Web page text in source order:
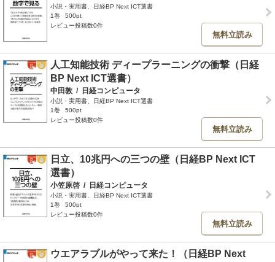
小説・実用書、日経BP Next ICT選書
1巻
500pt
レビュー投稿数0件
無料立読み
人工知能技術 ディープラーニングの衝撃（日経
BP Next ICT選書）
中田敦 / 日経コンピュータ
小説・実用書、日経BP Next ICT選書
1巻
500pt
レビュー投稿数0件
無料立読み
日立、10兆円への三つの壁（日経BP Next ICT
選書）
小笠原啓 / 日経コンピュータ
小説・実用書、日経BP Next ICT選書
1巻
500pt
レビュー投稿数0件
無料立読み
ウエアラブルがやって来た！（日経BP Next